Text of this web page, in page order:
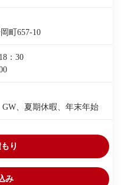
町657-10
：30
、夏期休暇、年末年始
り
み